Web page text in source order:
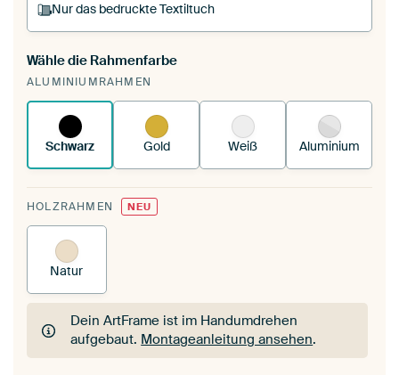
Nur das bedruckte Textiltuch
Du spannst einen wechselbaren Textiltuch in
deinen vorhandenen ArtFrame™.
funktioniert es.
Wähle die Rahmenfarbe
ALUMINIUMRAHMEN
Schwarz Gold Weiß Aluminium
HOLZRAHMEN NEU
Natur
Dein ArtFrame ist im Handumdrehen
aufgebaut. Montageanleitung ansehen.